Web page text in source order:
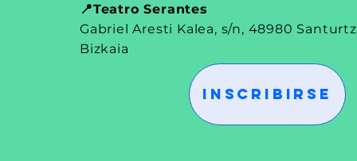
📍Teatro Serantes
Gabriel Aresti Kalea, s/n, 48980
Bizkaia
INSCRIBIRSE